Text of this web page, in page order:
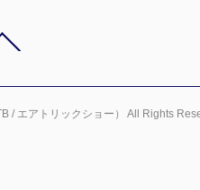
/ エアトリックショー） All Rights